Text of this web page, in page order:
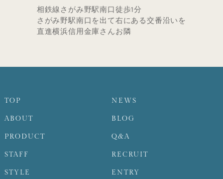
相鉄線さがみ野駅南口徒歩1分
さがみ野駅南口を出て右にある交番沿いを
直進横浜信用金庫さんお隣
TOP
ABOUT
PRODUCT
STAFF
STYLE
NEWS
BLOG
Q&A
RECRUIT
ENTRY